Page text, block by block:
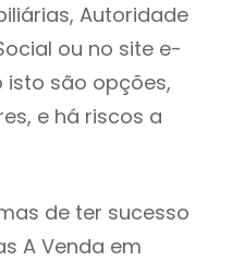
Autoridade
ou no site e-
isto são opções,
e há riscos a
de ter sucesso
A Venda em